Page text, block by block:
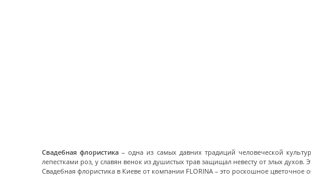
Свадебная флористика – одна из самых давних традиций человеческой
лепестками роз, у славян венок из душистых трав защищал невесту от злых
Свадебная флористика в Киеве от компании FLORINA – это роскошное цветочное